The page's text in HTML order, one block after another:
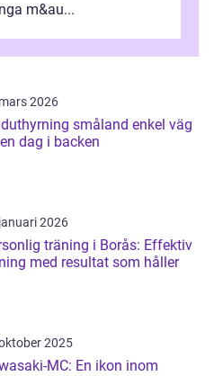
m&au...
2026
småland enkel väg
dag i backen
2026
träning i Borås: Effektiv
med resultat som håller
2025
MC: En ikon inom